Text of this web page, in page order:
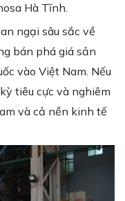
Hà Tĩnh.
ngại sâu sắc về
bán phá giá sản
vào Việt Nam. Nếu
tiêu cực và nghiêm
và cả nền kinh tế